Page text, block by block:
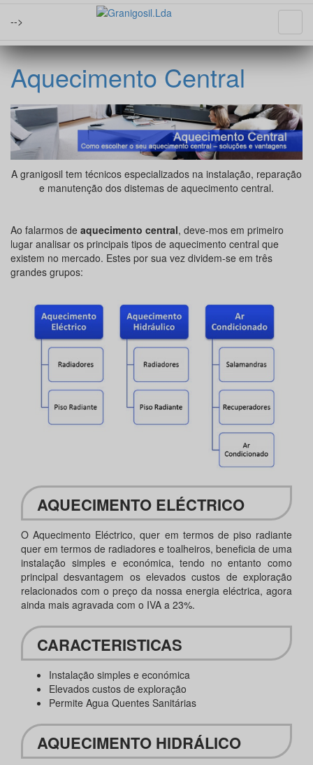
-->
Aquecimento Central
A granigosil tem técnicos especializados na instalação, reparação
e manutenção dos distemas de aquecimento central.
Ao falarmos de aquecimento central, deve-mos em primeiro
lugar analisar os principais tipos de aquecimento central que
existem no mercado. Estes por sua vez dividem-se em três
grandes grupos:
AQUECIMENTO ELÉCTRICO
O Aquecimento Eléctrico, quer em termos de piso radiante
quer em termos de radiadores e toalheiros, beneficia de uma
instalação simples e económica, tendo no entanto como
principal desvantagem os elevados custos de exploração
relacionados com o preço da nossa energia eléctrica, agora
ainda mais agravada com o IVA a 23%.
CARACTERISTICAS
Instalação simples e económica
Elevados custos de exploração
Permite Agua Quentes Sanitárias
AQUECIMENTO HIDRÁLICO